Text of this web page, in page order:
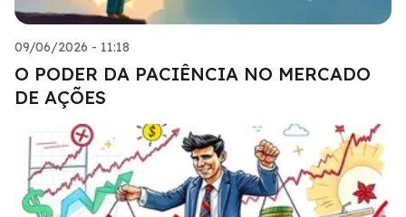
09/06/2026 - 11:18
O PODER DA PACIÊNCIA NO MERCADO
DE AÇÕES